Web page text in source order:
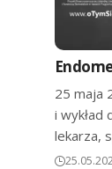
25 maja
i wykład
lekarza,